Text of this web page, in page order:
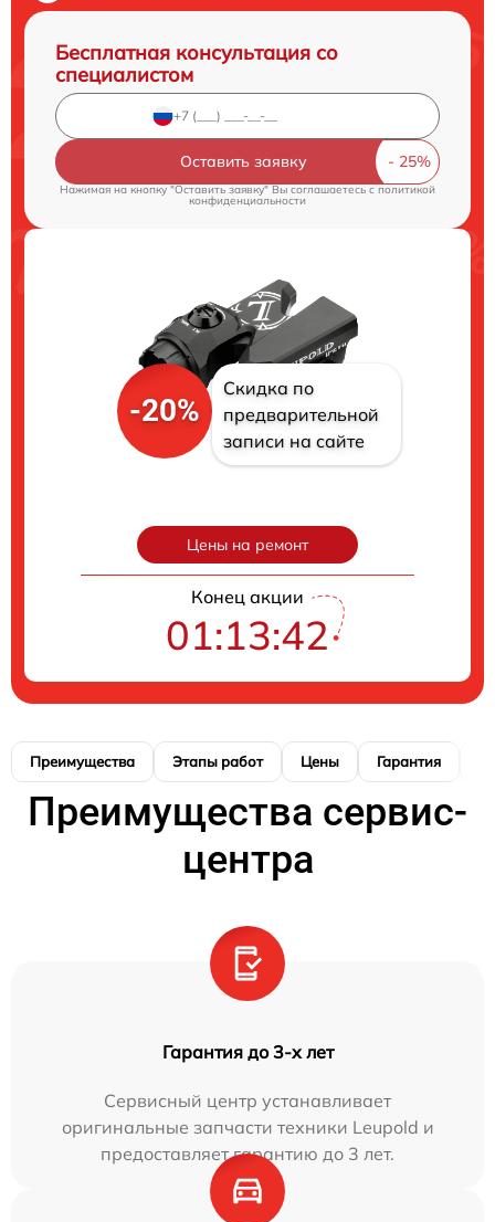
Бесплатная консультация со
специалистом
Оставить заявку
Нажимая на кнопку "Оставить заявку" Вы соглашаетесь cполитикой
конфиденциальности
-20%
Скидка по
предварительной
записи на сайте
Цены на ремонт
Конец акции
01:13:41
Преимущества Этапы работ Цены Гарантия
Преимущества сервис-
центра
Гарантия до 3-х лет
Сервисный центр устанавливает
оригинальные запчасти техники Leupold и
предоставляет гарантию до 3 лет.